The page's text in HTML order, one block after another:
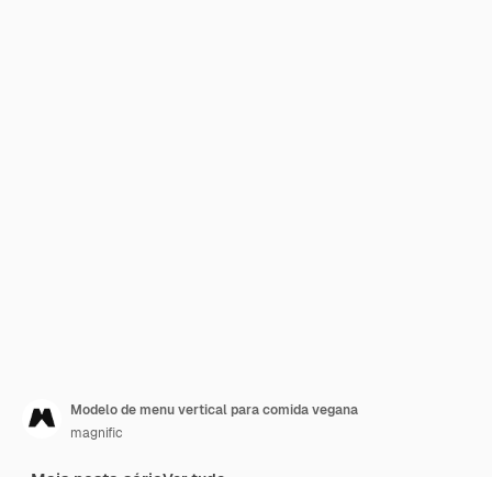
Modelo de menu vertical para comida vegana
magnific